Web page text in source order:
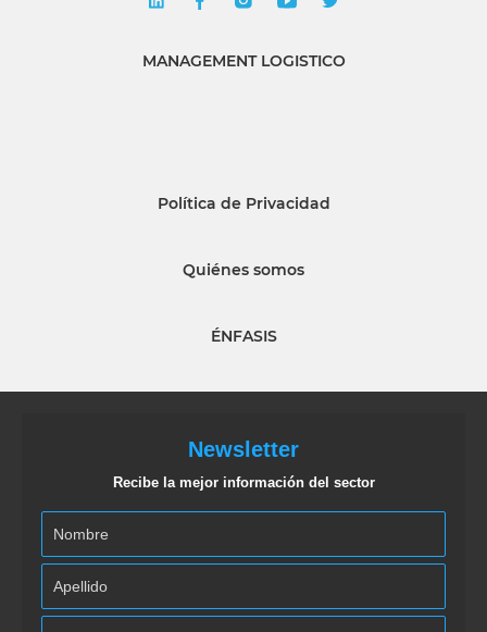
MANAGEMENT LOGISTICO
Política de Privacidad
Quiénes somos
ÉNFASIS
Newsletter
Recibe la mejor información del sector